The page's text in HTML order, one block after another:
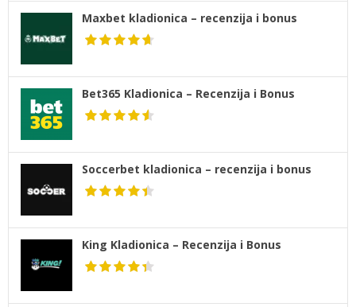
Maxbet kladionica – recenzija i bonus
Bet365 Kladionica – Recenzija i Bonus
Soccerbet kladionica – recenzija i bonus
King Kladionica – Recenzija i Bonus